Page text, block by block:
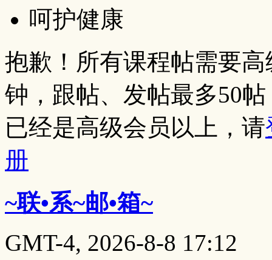
呵护健康
抱歉！所有课程帖需要
钟，跟帖、发帖最多50
已经是高级会员以上，请
册
~联•系~邮•箱~
GMT-4, 2026-8-8 17:12